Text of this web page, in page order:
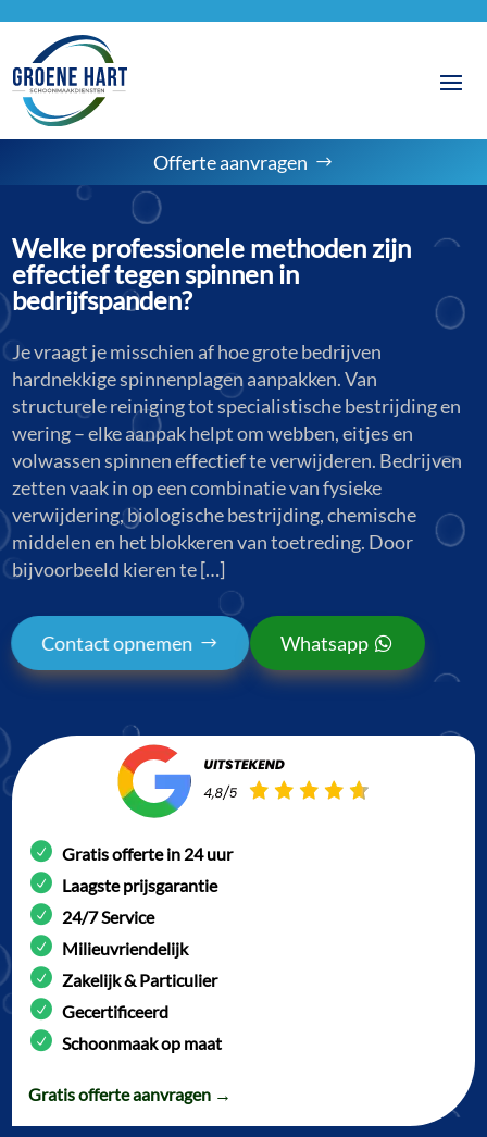
Offerte aanvragen
Welke professionele methoden zijn
effectief tegen spinnen in
bedrijfspanden?
Je vraagt je misschien af hoe grote bedrijven
hardnekkige spinnenplagen aanpakken. Van
structurele reiniging tot specialistische bestrijding en
wering – elke aanpak helpt om webben, eitjes en
volwassen spinnen effectief te verwijderen. Bedrijven
zetten vaak in op een combinatie van fysieke
verwijdering, biologische bestrijding, chemische
middelen en het blokkeren van toetreding. Door
bijvoorbeeld kieren te […]
Contact opnemen Whatsapp
Gratis offerte in 24 uur
Laagste prijsgarantie
24/7 Service
Milieuvriendelijk
Zakelijk & Particulier
Gecertificeerd
Schoonmaak op maat
Gratis offerte aanvragen →